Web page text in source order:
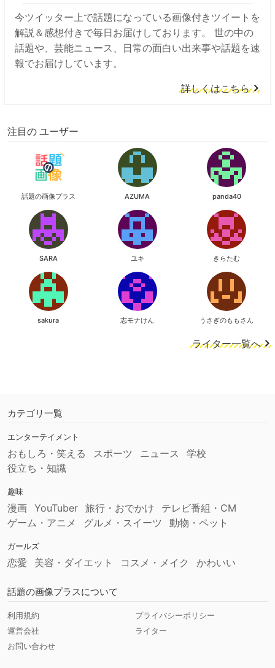
今ツイッター上で話題になっている画像付きツイートを
解説＆感想付きで毎日お届けしております。 世の中の
話題や、芸能ニュース、日常の面白い出来事や話題を速
報でお届けしています。
詳しくはこちら
注目の ユーザー
話題の画像プラス AZUMA panda40
SARA ユキ きらたむ
sakura 志モナけん うさぎのももさん
ライター一覧へ
カテゴリ一覧
エンターテイメント
おもしろ・笑える スポーツ ニュース
学校
役立ち・知識
趣味
漫画 YouTuber 旅行・おでかけ
テレビ番組・CM
ゲーム・アニメ
グルメ・スイーツ 動物・ペット
ガールズ
恋愛 美容・ダイエット コスメ・メイク かわいい
話題の画像プラスについて
利用規約
プライバシーポリシー
運営会社
ライター
お問い合わせ